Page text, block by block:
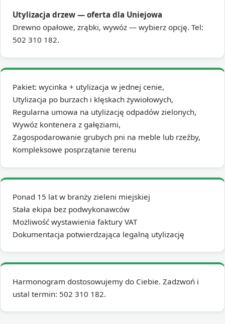
Utylizacja drzew — oferta dla Uniejowa
Drewno opałowe, zrąbki, wywóz — wybierz opcję. Tel:
502 310 182.
Pakiet: wycinka + utylizacja w jednej cenie,
Utylizacja po burzach i klęskach żywiołowych,
Regularna umowa na utylizację odpadów zielonych,
Wywóz kontenera z gałęziami,
Zagospodarowanie grubych pni na meble lub rzeźby,
Kompleksowe posprzątanie terenu
Ponad 15 lat w branży zieleni miejskiej
Stała ekipa bez podwykonawców
Możliwość wystawienia faktury VAT
Dokumentacja potwierdzająca legalną utylizację
Harmonogram dostosowujemy do Ciebie. Zadzwoń i
ustal termin: 502 310 182.